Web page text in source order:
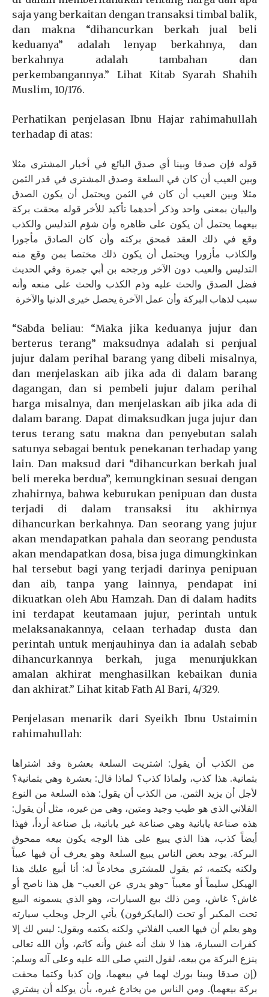
saja yang berkaitan dengan transaksi timbal balik,
dan makna “dihancurkan berkah jual beli
keduanya” adalah lenyap berkahnya, dan
berkahnya adalah tambahan dan
perkembangannya.” Lihat Kitab Syarah Shahih
Muslim, 10/176.
Perhatikan penjelasan Ibnu Hajar rahimahullah
terhadap di atas:
قوله فإن صدقا وبينا أي صدق البائع في أخبار المشترى مثلا
وبين العيب أن كان في السلعة وصدق المشترى في قدر الثمن
مثلا وبين العيب أن كان في الثمن ويحتمل أن يكون الصدق
والبيان بمعنى واحد وذكر أحدهما تأكيد للأخر قوله محقت بركة
بيعهما يحتمل أن يكون على ظاهره وأن شؤم التدليس والكذب
وقع في ذلك العقد فمحق بركته وأن كان الصادق مأجورا
والكاذب مأزورا ويحتمل أن يكون ذلك مختصا بمن وقع منه
التدليس والعيب دون الآخر ورجحه بن أبي جمرة وفي الحديث
فضل الصدق والحث عليه وذم الكذب والحث على منعه وأنه
سبب لذهاب البركة وأن عمل الآخرة يحصل خيرى الدنيا والآخرة
“Sabda beliau: “Maka jika keduanya jujur dan
berterus terang” maksudnya adalah si penjual
jujur dalam perihal barang yang dibeli misalnya,
dan menjelaskan aib jika ada di dalam barang
dagangan, dan si pembeli jujur dalam perihal
harga misalnya, dan menjelaskan aib jika ada di
dalam barang. Dapat dimaksudkan juga jujur dan
terus terang satu makna dan penyebutan salah
satunya sebagai bentuk penekanan terhadap yang
lain. Dan maksud dari “dihancurkan berkah jual
beli mereka berdua”, kemungkinan sesuai dengan
zhahirnya, bahwa keburukan penipuan dan dusta
terjadi di dalam transaksi itu akhirnya
dihancurkan berkahnya. Dan seorang yang jujur
akan mendapatkan pahala dan seorang pendusta
akan mendapatkan dosa, bisa juga dimungkinkan
hal tersebut bagi yang terjadi darinya penipuan
dan aib, tanpa yang lainnya, pendapat ini
dikuatkan oleh Abu Hamzah. Dan di dalam hadits
ini terdapat keutamaan jujur, perintah untuk
melaksanakannya, celaan terhadap dusta dan
perintah untuk menjauhinya dan ia adalah sebab
dihancurkannya berkah, juga menunjukkan
amalan akhirat menghasilkan kebaikan dunia
dan akhirat.” Lihat kitab Fath Al Bari, 4/329.
Penjelasan menarik dari Syeikh Ibnu Ustaimin
rahimahullah:
من الكذب أن يقول: اشتريت السلعة بعشرة وقد اشتراها
بثمانية. هذا كذب، ولماذا كذب؟ لماذا قال: بعشرة وهي بثمانية؟
لأجل أن يزيد الثمن. من الكذب أن يقول: هذه السلعة من النوع
الفلاني الذي هو طيب وجيد ومتين، وهي من غيره، مثل أن يقول:
هذه صناعة يابانية وهي صناعة غير يابانية، بل صناعة أردأ، فهذا
أيضاً كذب، هذا الذي يبيع على هذا الوجه يكون بيعه ممحوق
البركة. يوجد بعض الناس يبيع السلعة وهو يعرف أن فيها عيباً
ولكنه يكتمه، ثم يقول للمشتري مخادعاً له: أنا أبيع عليك هذا
الهيكل سليماً أو معيباً -وهو يدري عن العيب- هل هذا ناصح أو
غاش؟ غاش، ومن ذلك بيع السيارات، وهو الذي يسمونه البيع
تحت المكبر أو تحت (المايكرفون) يأتي الرجل ويجلب سيارته
وهو يعلم أن فيها العيب الفلاني ولكنه يكتمه ويقول: ليس لك إلا
كفرات السيارة، هذا لا شك أنه غش وأنه كاتم، وأن الله تعالى
ينزع البركة من بيعه، لقول النبي صلى الله عليه وعلى آله وسلم:
(إن صدقا وبينا بورك لهما في بيعهما، وإن كذبا وكتما محقت
بركة بيعهما). ومن الناس من يخادع غيره، بأن يوكله أن يشتري